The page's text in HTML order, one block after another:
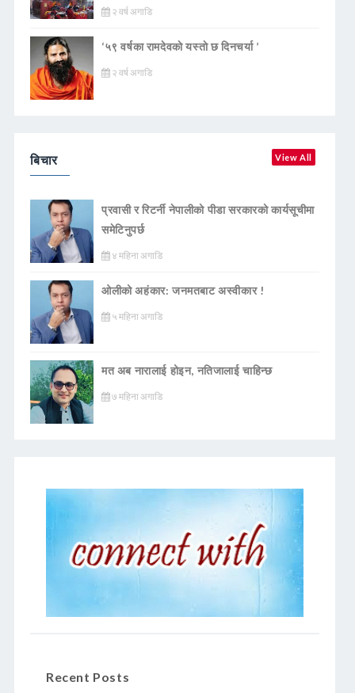
२ वर्ष अगाडि
‘५९ वर्षका रामदेवकाे यस्ताे छ दिनचर्या ’
२ वर्ष अगाडि
बिचार View All
प्रवासी र रिटर्नी नेपालीको पीडा सरकारको कार्यसूचीमा
समेटिनुपर्छ
४ महिना अगाडि
ओलीको अहंकार: जनमतबाट अस्वीकार !
५ महिना अगाडि
मत अब नारालाई होइन, नतिजालाई चाहिन्छ
७ महिना अगाडि
Recent Posts